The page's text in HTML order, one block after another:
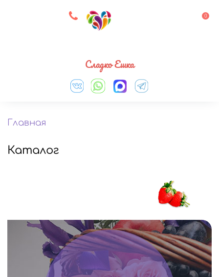
8 927 083 33 05 0
Сладко Ешка
Главная
Каталог